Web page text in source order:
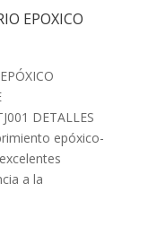
EPOXICO
DETALLES
epóxico-
a la